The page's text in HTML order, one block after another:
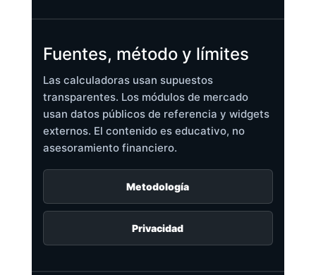
Fuentes, método y límites
Las calculadoras usan supuestos
transparentes. Los módulos de mercado
usan datos públicos de referencia y widgets
externos. El contenido es educativo, no
asesoramiento financiero.
Metodología
Privacidad